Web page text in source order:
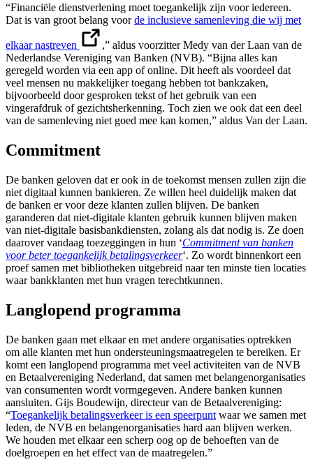
“Financiële dienstverlening moet toegankelijk zijn voor iedereen.
Dat is van groot belang voorde inclusieve samenleving die wij met
elkaar nastreven
,” aldus voorzitter Medy van der Laan van de
Nederlandse Vereniging van Banken (NVB). “Bijna alles kan
geregeld worden via een app of online. Dit heeft als voordeel dat
veel mensen nu makkelijker toegang hebben tot bankzaken,
bijvoorbeeld door gesproken tekst of het gebruik van een
vingerafdruk of gezichtsherkenning. Toch zien we ook dat een deel
van de samenleving niet goed mee kan komen,” aldus Van der Laan.
Commitment
De banken geloven dat er ook in de toekomst mensen zullen zijn die
niet digitaal kunnen bankieren. Ze willen heel duidelijk maken dat
de banken er voor deze klanten zullen blijven. De banken
garanderen dat niet-digitale klanten gebruik kunnen blijven maken
van niet-digitale basisbankdiensten, zolang als dat nodig is. Ze doen
daarover vandaag toezeggingen in hun ‘Commitment van banken
voor beter toegankelijk betalingsverkeer‘. Zo wordt binnenkort een
proef samen met bibliotheken uitgebreid naar ten minste tien locaties
waar bankklanten met hun vragen terechtkunnen.
Langlopend programma
De banken gaan met elkaar en met andere organisaties optrekken
om alle klanten met hun ondersteuningsmaatregelen te bereiken. Er
komt een langlopend programma met veel activiteiten van de NVB
en Betaalvereniging Nederland, dat samen met belangenorganisaties
van consumenten wordt vormgegeven. Andere banken kunnen
aansluiten. Gijs Boudewijn, directeur van de Betaalvereniging:
“Toegankelijk betalingsverkeer is een speerpunt waar we samen met
leden, de NVB en belangenorganisaties hard aan blijven werken.
We houden met elkaar een scherp oog op de behoeften van de
doelgroepen en het effect van de maatregelen.”